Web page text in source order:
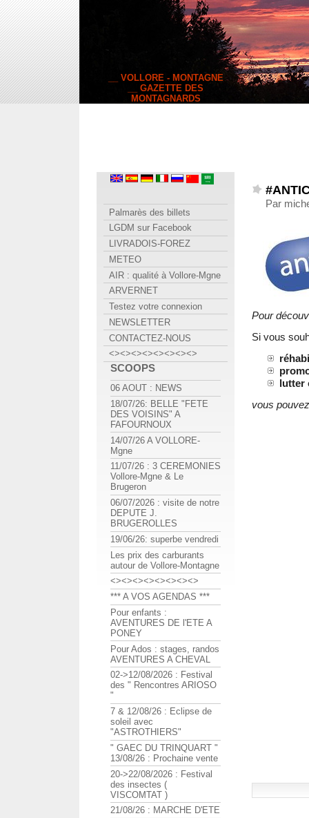
__ VOLLORE - MONTAGNE
__ GAZETTE DES
MONTAGNARDS
Par
Pour
Si vous
lutter
vous
Palmarès des billets
LGDM sur Facebook
LIVRADOIS-FOREZ
METEO
AIR : qualité à Vollore-Mgne
ARVERNET
Testez votre connexion
NEWSLETTER
CONTACTEZ-NOUS
<><><><><><><><>
SCOOPS
06 AOUT : NEWS
18/07/26: BELLE "FETE
DES VOISINS" A
FAFOURNOUX
14/07/26 A VOLLORE-
Mgne
11/07/26 : 3 CEREMONIES
Vollore-Mgne & Le
Brugeron
06/07/2026 : visite de notre
DEPUTE J.
BRUGEROLLES
19/06/26: superbe vendredi
Les prix des carburants
autour de Vollore-Montagne
<><><><><><><><>
*** A VOS AGENDAS ***
Pour enfants :
AVENTURES DE l'ETE A
PONEY
Pour Ados : stages, randos
AVENTURES A CHEVAL
02->12/08/2026 : Festival
des " Rencontres ARIOSO
"
7 & 12/08/26 : Eclipse de
soleil avec
"ASTROTHIERS"
" GAEC DU TRINQUART "
13/08/26 : Prochaine vente
20->22/08/2026 : Festival
des insectes (
VISCOMTAT )
21/08/26 : MARCHE D'ETE